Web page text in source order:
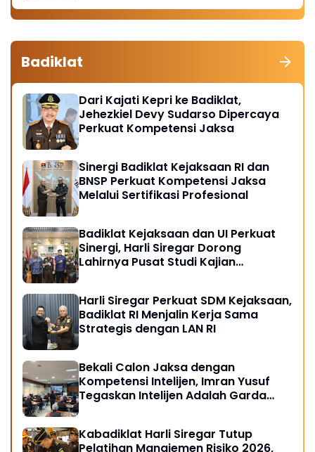
Badiklat
Dari Kajati Kepri ke Badiklat,
Jehezkiel Devy Sudarso Dipercaya
Perkuat Kompetensi Jaksa
Sinergi Badiklat Kejaksaan RI dan
BNSP Perkuat Kompetensi Jaksa
Melalui Sertifikasi Profesional
Badiklat Kejaksaan dan UI Perkuat
Sinergi, Harli Siregar Dorong
Lahirnya Pusat Studi Kajian
Harli Siregar Perkuat SDM Kejaksaan,
Badiklat RI Menjalin Kerja Sama
Strategis dengan LAN RI
Bekali Calon Jaksa dengan
Kompetensi Intelijen, Imran Yusuf
Tegaskan Intelijen Adalah Garda
Kabadiklat Harli Siregar Tutup
Pelatihan Manajemen Risiko 2026,